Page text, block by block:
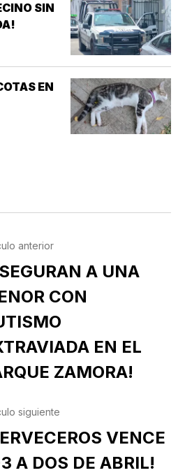
SIN
EN
anterior
A UNA
CON
EN EL
ZAMORA!
siguiente
VENCE
A DOS DE ABRIL!